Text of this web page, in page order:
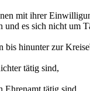
mit ihrer
es sich nicht um
bis hinunter zur
tätig sind,
tätig sind,